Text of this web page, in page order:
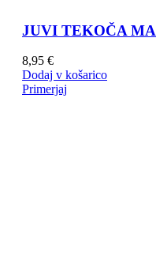
JUVI TEKOČA
8,95 €
Dodaj v košarico
Primerjaj